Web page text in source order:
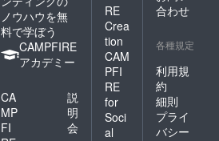
ノウハウを無
料で学ぼう
CAMPFIRE
アカデミー
CA
MP
FI
説
明
会
RE
Crea
tion
CAM
PFI
RE
for
Soci
al
合わせ
各種規定
利用規
約
細則
プライ
バシー